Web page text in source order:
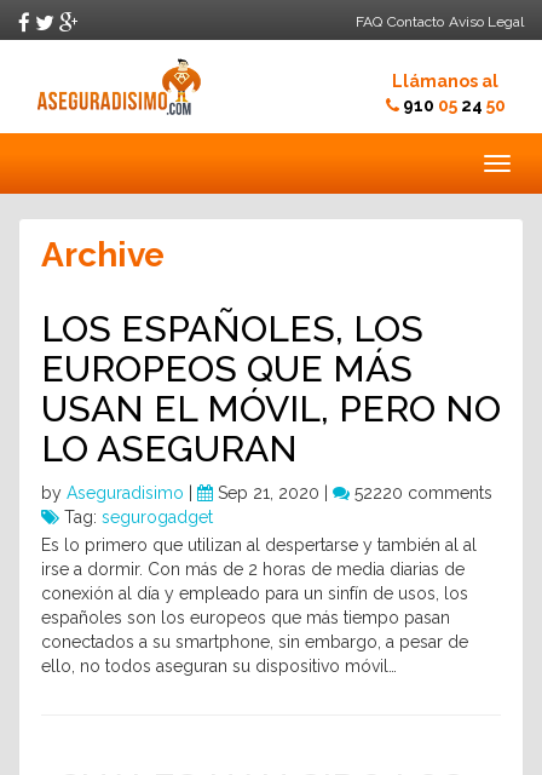
FAQ Contacto Aviso Legal
Llámanos al
910 0524 50
Archive
LOS ESPAÑOLES, LOS
EUROPEOS QUE MÁS
USAN EL MÓVIL, PERO NO
LO ASEGURAN
by Aseguradisimo Sep 21, 2020 |
52220 comments
Tag: segurogadget
Es lo primero que utilizan al despertarse y también al al
irse a dormir. Con más de 2 horas de media diarias de
conexión al día y empleado para un sinfín de usos, los
españoles son los europeos que más tiempo pasan
conectados a su smartphone, sin embargo, a pesar de
ello, no todos aseguran su dispositivo móvil…